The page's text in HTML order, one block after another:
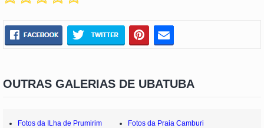
OUTRAS GALERIAS DE UBATUBA
Fotos da ILha de Prumirim
Fotos da Praia Camburi